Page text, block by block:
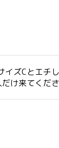
ズCとエ
け来てくだ